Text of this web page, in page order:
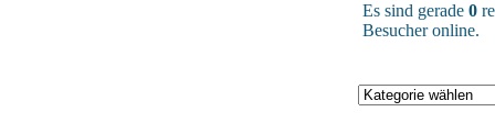
Es sind gerade 0
Besucher online.